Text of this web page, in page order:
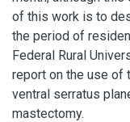
of this work is to
the period of
Federal Rural
report on the use of
ventral serratus
mastectomy.